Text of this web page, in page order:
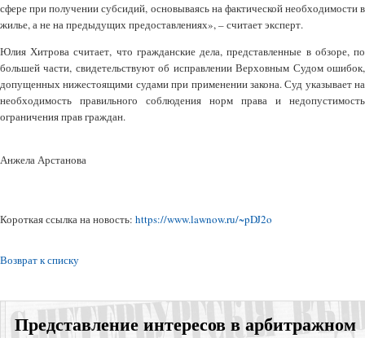
сфере при получении субсидий, основываясь на фактической необходимости в
жилье, а не на предыдущих предоставлениях», – считает эксперт.
Юлия Хитрова считает, что гражданские дела, представленные в обзоре, по
большей части, свидетельствуют об исправлении Верховным Судом ошибок,
допущенных нижестоящими судами при применении закона. Суд указывает на
необходимость правильного соблюдения норм права и недопустимость
ограничения прав граждан.
Анжела Арстанова
Короткая ссылка на новость: https://www.lawnow.ru/~pDJ2o
Возврат к списку
Представление интересов в арбитражном